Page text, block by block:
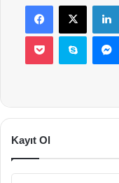
Facebook
X
Pocket Skype
Kayıt Ol